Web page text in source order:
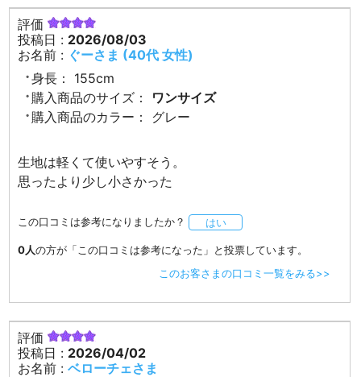
評価
投稿日 : 2026/08/03
お名前 : ぐーさま (40代 女性)
身長：
155cm
購入商品のサイズ：
ワンサイズ
購入商品のカラー：
グレー
生地は軽くて使いやすそう。
思ったより少し小さかった
この口コミは参考になりましたか？ はい
0人の方が「この口コミは参考になった」と投票しています。
このお客さまの口コミ一覧をみる>>
評価
投稿日 : 2026/04/02
お名前 :ベローチェさま